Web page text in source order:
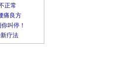
正常
痛良方
叫停！
疗法